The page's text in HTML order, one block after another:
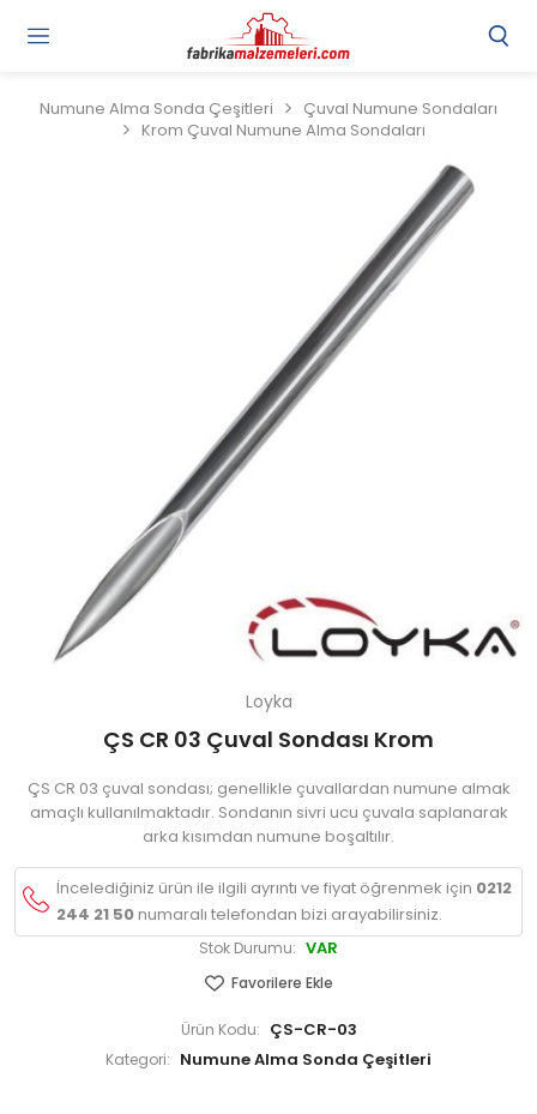
Numune Alma Sonda Çeşitleri
Çuval Numune Sondaları
Krom Çuval Numune Alma Sondaları
Loyka
ÇS CR 03 Çuval Sondası Krom
ÇS CR 03 çuval sondası; genellikle çuvallardan numune almak
amaçlı kullanılmaktadır. Sondanın sivri ucu çuvala saplanarak
arka kısımdan numune boşaltılır.
İncelediğiniz ürün ile ilgili ayrıntı ve fiyat öğrenmek için 0212
244 21 50numaralı telefondan bizi arayabilirsiniz.
Stok Durumu: VAR
Favorilere Ekle
Ürün Kodu: ÇS-CR-03
Kategori: Numune Alma Sonda Çeşitleri